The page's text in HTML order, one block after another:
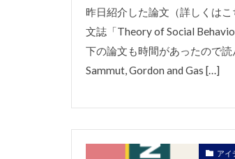
昨日紹介した論文（詳しくは
文誌「Theory of Social
下の論文も時間があったので読
Sammut, Gordon and Gas […]
アイ